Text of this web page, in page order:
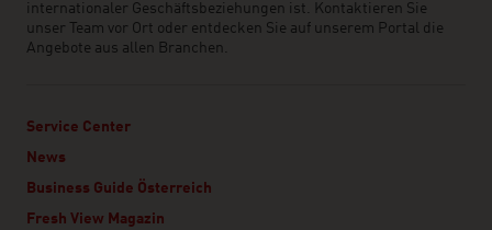
internationaler Geschäftsbeziehungen ist. Kontaktieren Sie
unser Team vor Ort oder entdecken Sie auf unserem Portal die
Angebote aus allen Branchen.
Service Center
News
Business Guide Österreich
Fresh View Magazin